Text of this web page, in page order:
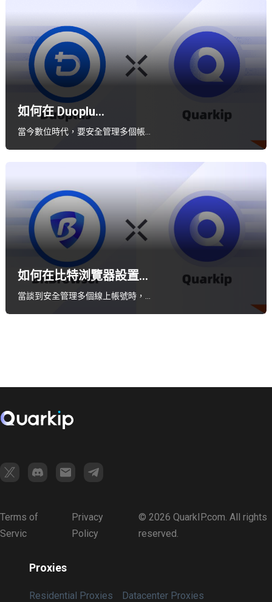
如何在 Duoplu...
當今數位時代，要安全管理多個帳…
如何在比特浏覽器設置...
當談到安全管理多個線上帳號時，…
Terms of
Servic
Privacy
Policy
© 2026 QuarkIP.com. All rights
reserved.
Proxies
Residential Proxies
Datacenter Proxies